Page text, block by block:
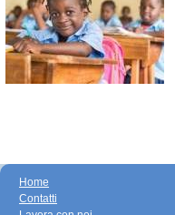
Home
Contatti